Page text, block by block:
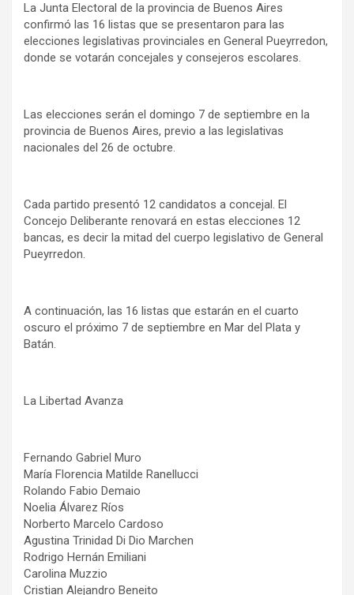
k
p
dl
y
La Junta Electoral de la provincia de Buenos Aires
confirmó las 16 listas que se presentaron para las
elecciones legislativas provinciales en General Pueyrredon,
donde se votarán concejales y consejeros escolares.
Las elecciones serán el domingo 7 de septiembre en la
provincia de Buenos Aires, previo a las legislativas
nacionales del 26 de octubre.
Cada partido presentó 12 candidatos a concejal. El
Concejo Deliberante renovará en estas elecciones 12
bancas, es decir la mitad del cuerpo legislativo de General
Pueyrredon.
A continuación, las 16 listas que estarán en el cuarto
oscuro el próximo 7 de septiembre en Mar del Plata y
Batán.
La Libertad Avanza
Fernando Gabriel Muro
María Florencia Matilde Ranellucci
Rolando Fabio Demaio
Noelia Álvarez Ríos
Norberto Marcelo Cardoso
Agustina Trinidad Di Dio Marchen
Rodrigo Hernán Emiliani
Carolina Muzzio
Cristian Alejandro Beneito